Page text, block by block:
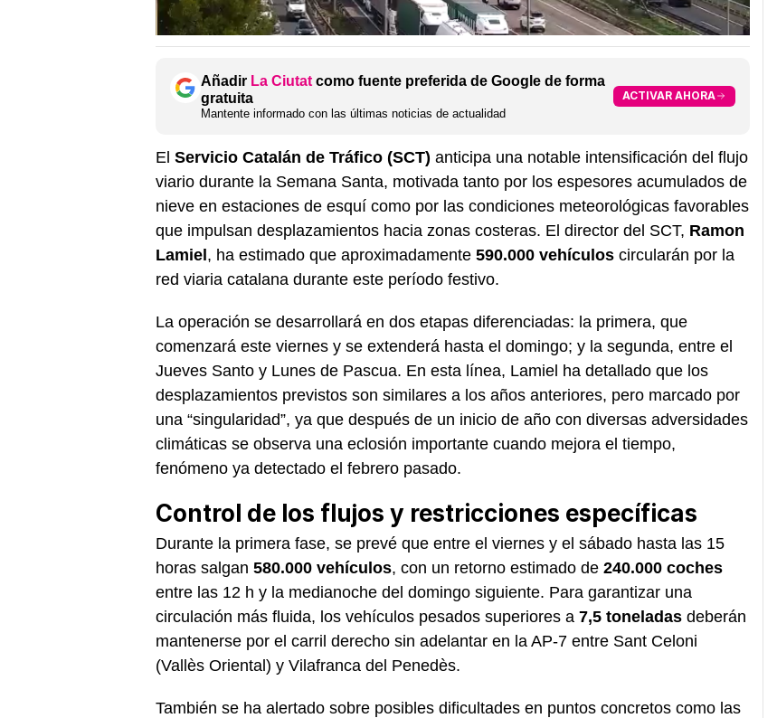
Añadir La Ciutat como fuente preferida de Google de forma
gratuita
Mantente informado con las últimas noticias de actualidad
ACTIVAR AHORA
El Servicio Catalán de Tráfico (SCT) anticipa una notable intensificación del flujo
viario durante la Semana Santa, motivada tanto por los espesores acumulados de
nieve en estaciones de esquí como por las condiciones meteorológicas favorables
que impulsan desplazamientos hacia zonas costeras. El director del SCT, Ramon
Lamiel, ha estimado que aproximadamente 590.000 vehículos circularán por la
red viaria catalana durante este período festivo.
La operación se desarrollará en dos etapas diferenciadas: la primera, que
comenzará este viernes y se extenderá hasta el domingo; y la segunda, entre el
Jueves Santo y Lunes de Pascua. En esta línea, Lamiel ha detallado que los
desplazamientos previstos son similares a los años anteriores, pero marcado por
una “singularidad”, ya que después de un inicio de año con diversas adversidades
climáticas se observa una eclosión importante cuando mejora el tiempo,
fenómeno ya detectado el febrero pasado.
Control de los flujos y restricciones específicas
Durante la primera fase, se prevé que entre el viernes y el sábado hasta las 15
horas salgan 580.000 vehículos, con un retorno estimado de 240.000 coches
entre las 12 h y la medianoche del domingo siguiente. Para garantizar una
circulación más fluida, los vehículos pesados superiores a 7,5 toneladas deberán
mantenerse por el carril derecho sin adelantar en la AP-7 entre Sant Celoni
(Vallès Oriental) y Vilafranca del Penedès.
También se ha alertado sobre posibles dificultades en puntos concretos como las